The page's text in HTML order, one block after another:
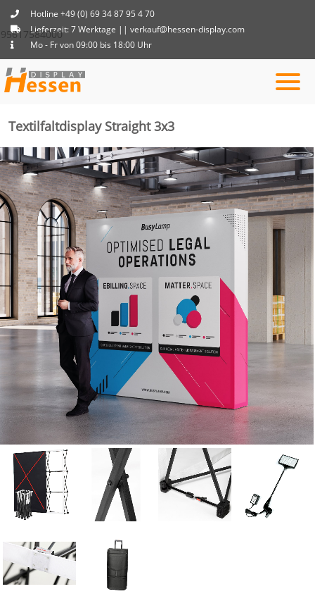
Hotline +49 (0) 69 34 87 95 4 70
Lieferzeit: 7 Werktage || verkauf@hessen-display.com
Mo - Fr von 09:00 bis 18:00 Uhr
Textilfaltdisplay Straight 3x3
95617584000